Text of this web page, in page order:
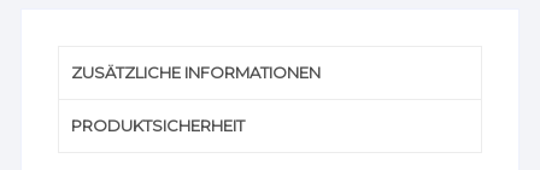
ZUSÄTZLICHE INFORMATIONEN
PRODUKTSICHERHEIT